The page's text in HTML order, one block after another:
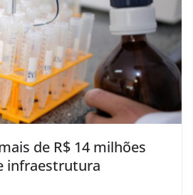
de R$ 14 milhões
infraestrutura